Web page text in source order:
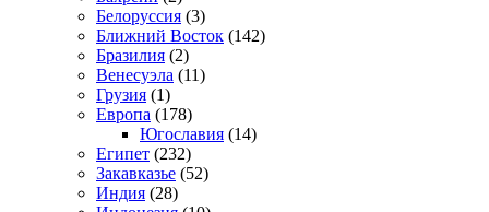
Белоруссия (3)
Ближний Восток (142)
Бразилия (2)
Венесуэла (11)
Грузия (1)
Европа (178)
Югославия (14)
Египет (232)
Закавказье (52)
Индия (28)